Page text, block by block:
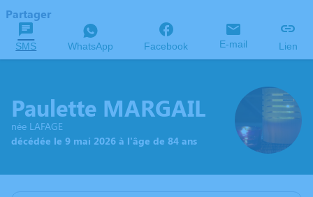
Partager
SMS WhatsApp Facebook E-mail Lien
Paulette MARGAIL
née LAFAGE
décédée le 9 mai 2026 à l'âge de 84 ans